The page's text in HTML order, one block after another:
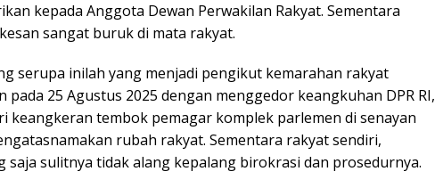
kepada Anggota Dewan Perwakilan Rakyat. Sementara
sangat buruk di mata rakyat.
serupa inilah yang menjadi pengikut kemarahan rakyat
25 Agustus 2025 dengan menggedor keangkuhan DPR RI,
keangkeran tembok pemagar komplek parlemen di senayan
rubah rakyat. Sementara rakyat sendiri,
sulitnya tidak alang kepalang birokrasi dan prosedurnya.